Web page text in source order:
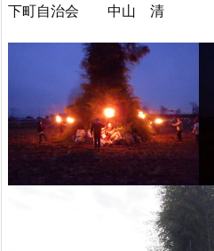
下町自治会 中山 清